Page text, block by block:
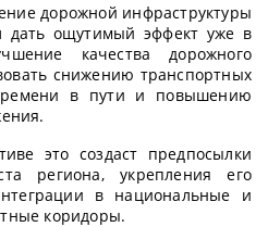
дорожной инфраструктуры
дать ощутимый эффект уже в
качества дорожного
снижению транспортных
в пути и повышению
это создаст предпосылки
региона, укрепления его
в национальные и
коридоры.